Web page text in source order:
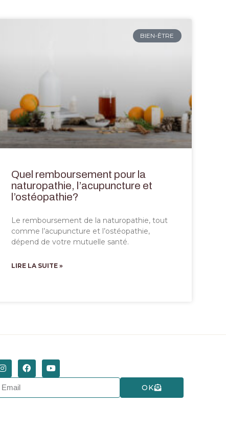
BIEN-ÊTRE
Quel remboursement pour la
naturopathie, l’acupuncture et
l’ostéopathie?
Le remboursement de la naturopathie, tout
comme l’acupuncture et l’ostéopathie,
dépend de votre mutuelle santé.
LIRE LA SUITE »
OK